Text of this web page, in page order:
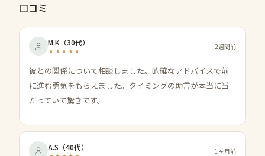
口コミ
M.K （30代） 2週間前
彼との関係について相談しました。的確なアドバイスで前
に進む勇気をもらえました。タイミングの助言が本当に当
たっていて驚きです。
A.S （40代） 1ヶ月前